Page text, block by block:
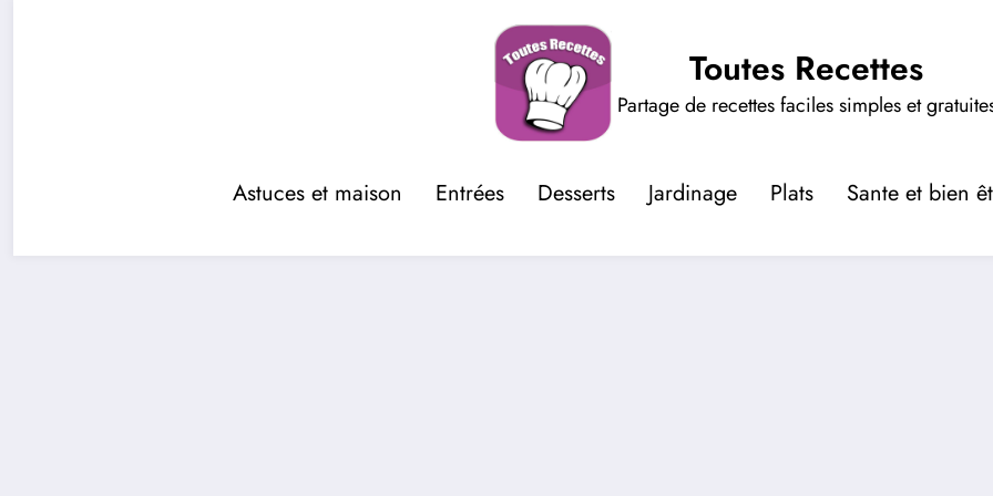
Toutes Recettes
Partage de recettes faciles simples et
Astuces et maison Entrées Desserts Jardinage Plats Sante et bien